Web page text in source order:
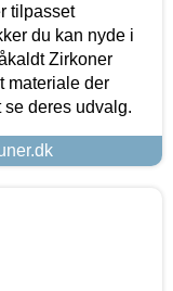
tilpasset
du kan nyde i
Zirkoner
materiale der
deres udvalg.